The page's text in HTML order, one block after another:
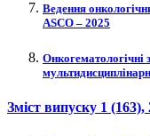
Ведення
ASCO – 2025
Онкогематологічні
Зміст випуску 1 (163),